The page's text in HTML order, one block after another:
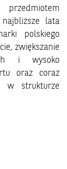
lata
polskiego
zwiększanie
i wysoko
oraz coraz
w strukturze